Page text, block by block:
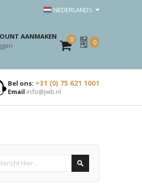
NEDERLANDS
AANMAKEN
0
Mijn
Offerte
0
Bel ons: +31 (0) 75 621 1001
Email info@jwb.nl